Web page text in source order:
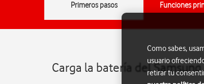
Primeros pasos Funciones
Carga la batería del
Como sabes,
usuario
retirar tu